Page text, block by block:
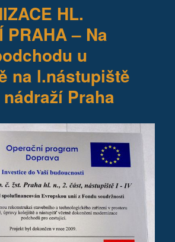
HL.
PRAHA – Na
u
na l.nástupiště
Praha